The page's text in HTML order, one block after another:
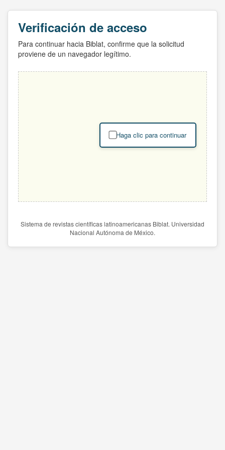
Verificación de acceso
Para continuar hacia Biblat, confirme que la solicitud
proviene de un navegador legítimo.
Haga clic para continuar
Sistema de revistas científicas latinoamericanas Biblat. Universidad
Nacional Autónoma de México.